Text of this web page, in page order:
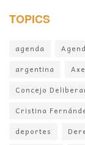
TOPICS
agenda
argentina
Concejo
Cristina
deportes